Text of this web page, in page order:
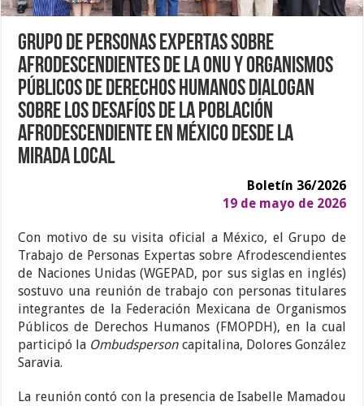
Grupo de Personas Expertas sobre
Afrodescendientes de la ONU y Organismos
Públicos de Derechos humanos dialogan
sobre los desafíos de la población
Afrodescendiente en México desde la
mirada local
Boletín 36/2026
19 de mayo de 2026
Con motivo de su visita oficial a México, el Grupo de
Trabajo de Personas Expertas sobre Afrodescendientes
de Naciones Unidas (WGEPAD, por sus siglas en inglés)
sostuvo una reunión de trabajo con personas titulares
integrantes de la Federación Mexicana de Organismos
Públicos de Derechos Humanos (FMOPDH), en la cual
participó la Ombudspersoncapitalina, Dolores González
Saravia.
La reunión contó con la presencia de Isabelle Mamadou